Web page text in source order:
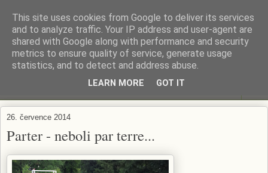
ZAHRADA MĚ BAVÍ
Zahradničení s respektem...
26. července 2014
Parter - neboli par terre...
This site uses cookies from Google to deliver its services
and to analyze traffic. Your IP address and user-agent are
shared with Google along with performance and security
metrics to ensure quality of service, generate usage
statistics, and to detect and address abuse.
LEARN MORE GOT IT